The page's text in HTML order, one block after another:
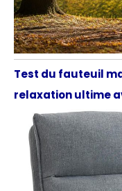
Test du fauteuil
relaxation ultime